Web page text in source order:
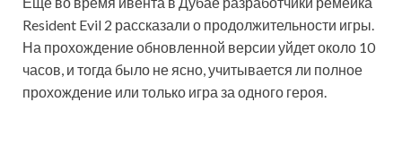
Resident Evil 2 рассказали о продолжительности игры.
На прохождение обновленной версии уйдет около 10
часов, и тогда было не ясно, учитывается ли полное
прохождение или только игра за одного героя.